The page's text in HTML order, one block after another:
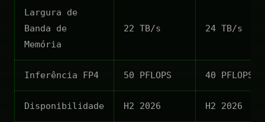
Largura de
Banda de
Memória
22 TB/s 24 TB/s
Inferência FP4 50 PFLOPS 40 PFLOPS
Disponibilidade H2 2026 H2 2026